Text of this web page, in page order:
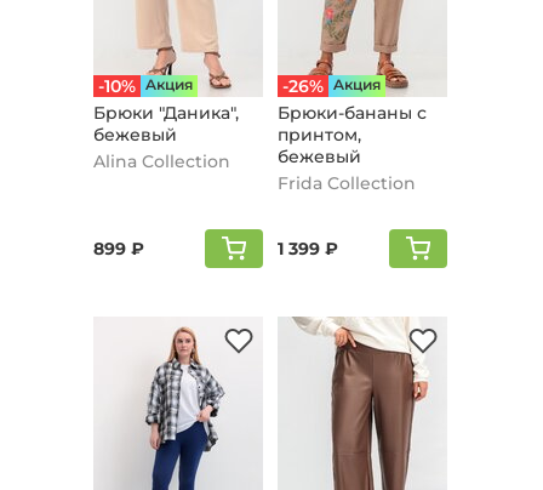
-10% Aкция
Брюки "Даника",
бежевый
Alina Collection
899 ₽
-26% Aкция
Брюки-бананы с
принтом,
бежевый
Frida Collection
1 399 ₽